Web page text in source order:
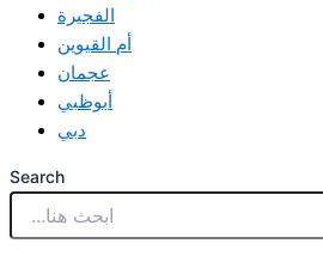
الفجيرة
أم القيوين
عجمان
أبوظبي
دبي
Search